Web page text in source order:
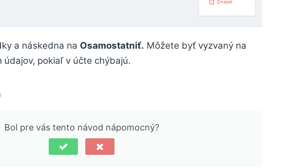
a náskedna na Osamostatniť. Môžete byť vyzvaný na
pokiaľ v účte chýbajú.
Bol pre vás tento návod nápomocný?